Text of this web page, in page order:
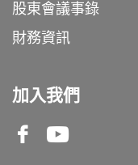
股東會議事錄
財務資訊
加入我們